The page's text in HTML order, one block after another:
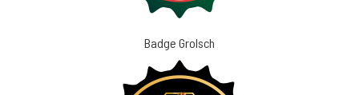
Badge Grolsch